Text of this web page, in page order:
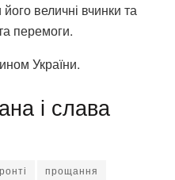
величні вчинки та
перемоги.
України.
і слава
прощання